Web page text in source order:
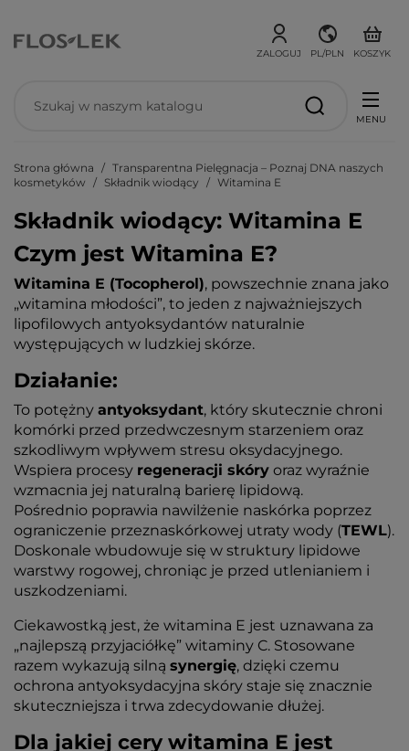
ZALOGUJ PL/PLN KOSZYK
MENU
Strona główna
Transparentna Pielęgnacja – Poznaj DNA naszych
kosmetyków
Składnik wiodący Witamina E
Składnik wiodący: Witamina E
Czym jest Witamina E?
Witamina E (Tocopherol), powszechnie znana jako
„witamina młodości”, to jeden z najważniejszych
lipofilowych antyoksydantów naturalnie
występujących w ludzkiej skórze.
Działanie:
To potężny antyoksydant, który skutecznie chroni
komórki przed przedwczesnym starzeniem oraz
szkodliwym wpływem stresu oksydacyjnego.
Wspiera procesy regeneracji skóry oraz wyraźnie
wzmacnia jej naturalną barierę lipidową.
Pośrednio poprawia nawilżenie naskórka poprzez
ograniczenie przeznaskórkowej utraty wody (TEWL).
Doskonale wbudowuje się w struktury lipidowe
warstwy rogowej, chroniąc je przed utlenianiem i
uszkodzeniami.
Ciekawostką jest, że witamina E jest uznawana za
„najlepszą przyjaciółkę” witaminy C. Stosowane
razem wykazują silną synergię, dzięki czemu
ochrona antyoksydacyjna skóry staje się znacznie
skuteczniejsza i trwa zdecydowanie dłużej.
Dla jakiej cery witamina E jest